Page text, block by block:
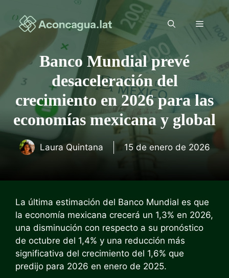
contenido
Menú
Banco Mundial prevé
desaceleración del
crecimiento en 2026 para las
economías mexicana y global
Laura Quintana 15 de enero de 2026
La última estimación del Banco Mundial es que
la economía mexicana crecerá un 1,3% en 2026,
una disminución con respecto a su pronóstico
de octubre del 1,4% y una reducción más
significativa del crecimiento del 1,6% que
predijo para 2026 en enero de 2025.